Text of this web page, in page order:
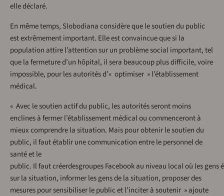
elle déclaré.
En même temps, Slobodiana considère que le soutien du public
est extrêmement important. Elle est convaincue que si la
population attire l’attention sur un problème social important, tel
que la fermeture d’un hôpital, il sera beaucoup plus difficile, voire
impossible, pour les autorités d’« optimiser » l’établissement
médical.
« Avec le soutien actif du public, les autorités seront moins
enclines à fermer l’établissement médical ou commenceront à
mieux comprendre la situation. Mais pour obtenir le soutien du
public, il faut établir une communication entre le personnel de
santé et le
public. Il faut créerdesgroupes Facebook au niveau local où les gens
sur la situation, informer les gens de la situation, proposer des
mesures pour sensibiliser le public et l’inciter à soutenir » ajoute